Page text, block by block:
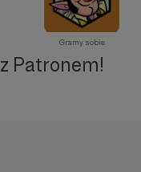
Gramy sobie
Patronem!